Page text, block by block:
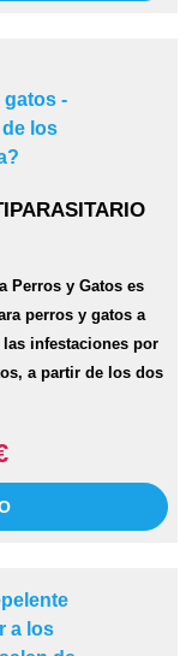
Perros y Gatos es
perros y gatos a
infestaciones por
a partir de los dos